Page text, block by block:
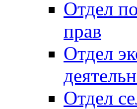
Отдел
прав
Отдел
Отдел